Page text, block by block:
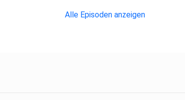
Alle Episoden anzeigen